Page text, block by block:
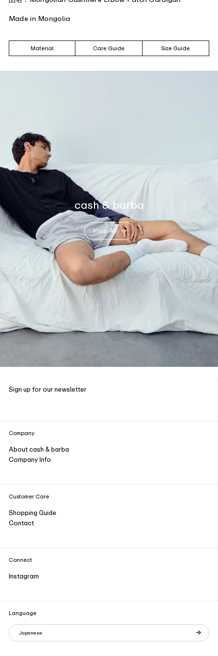
Made in Mongolia
Material Care Guide Size Guide
cash & barba
Shop All
Sign up for our newsletter
Company
About cash & barba
Company Info
Customer Care
Shopping Guide
Contact
Connect
Instagram
Language
Japanese